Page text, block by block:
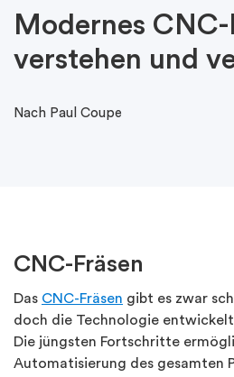
Modernes CNC-
verstehen und
Nach Paul Coupe
CNC-Fräsen
Das CNC-Fräsen gibt es zwar
doch die Technologie
Die jüngsten Fortschritte
Automatisierung des gesamten